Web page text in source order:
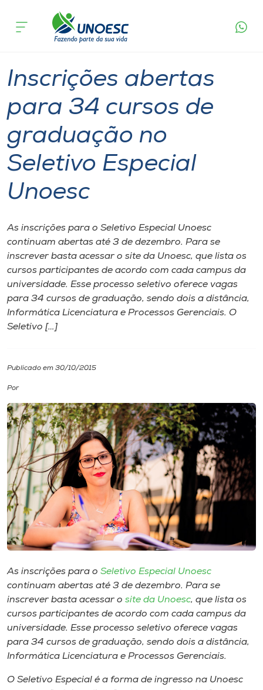
Cursos
Atendimento ao Estudante
Portal de Ensino
Internacionalização
I.nova
Diplomados
Biblioteca
Editora
Rádio
Museu
Unoesc
Store
Selecione
acontece
Inscrições abertas
para 34 cursos de
graduação no
Seletivo Especial
Unoesc
As inscrições para o Seletivo Especial Unoesc
continuam abertas até 3 de dezembro. Para se
inscrever basta acessar o site da Unoesc, que lista os
cursos participantes de acordo com cada campus da
universidade. Esse processo seletivo oferece vagas
para 34 cursos de graduação, sendo dois a distância,
Informática Licenciatura e Processos Gerenciais. O
Seletivo […]
Publicado em 30/10/2015
Por
As inscrições para o Seletivo Especial Unoesc
continuam abertas até 3 de dezembro. Para se
inscrever basta acessar o site da Unoesc, que lista os
cursos participantes de acordo com cada campus da
universidade. Esse processo seletivo oferece vagas
para 34 cursos de graduação, sendo dois a distância,
Informática Licenciatura e Processos Gerenciais.
O Seletivo Especial é a forma de ingresso na Unoesc